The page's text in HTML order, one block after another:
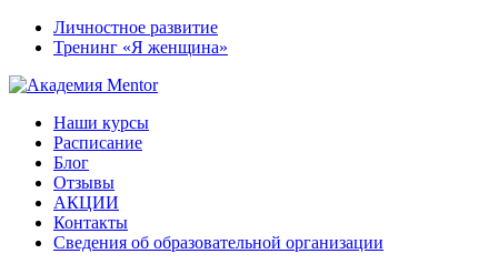
Личностное развитие
Тренинг «Я женщина»
Наши курсы
Расписание
Блог
Отзывы
АКЦИИ
Контакты
Сведения об образовательной организации